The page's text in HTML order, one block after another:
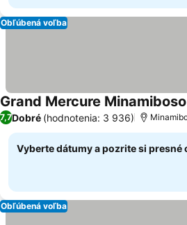
Obľúbená voľba
Grand Mercure
7,7Dobré (hodnotenia: 3 936)
Vyberte dátumy a pozrite si presné
Obľúbená voľba